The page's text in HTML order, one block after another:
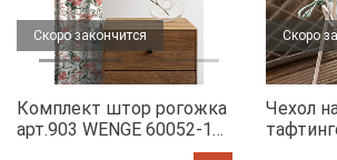
Скоро закончится
Комплект штор рогожка
арт.903 WENGE 60052-1
Скоро
Чехол